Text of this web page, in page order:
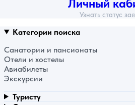
Личный
Узнать статус
Категории поиска
Санатории и пансионаты
Отели и хостелы
Авиабилеты
Экскурсии
Туристу